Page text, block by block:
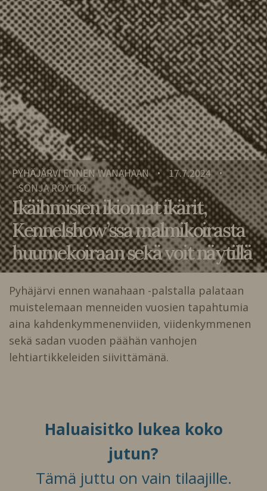
PYHÄJÄRVI ENNEN WANAHAAN • 17.7.2024 •
SONJA RÖYTIÖ
Ikäihmisien ikiomat ikärit,
Kennelshow’ssa malmikoirasta
huumekoiraan sekä voit näytillä
Pyhäjärvi ennen wanahaan -palstalla palataan
muistelemaan menneiden vuosien tapahtumia
aina kahdenkymmenenviiden, viidenkymmenen
sekä sadan vuoden päähän vanhojen
lehtiartikkeleiden siivittämänä.
Haluaisitko lukea koko
jutun?
Tämä juttu on vain tilaajille.